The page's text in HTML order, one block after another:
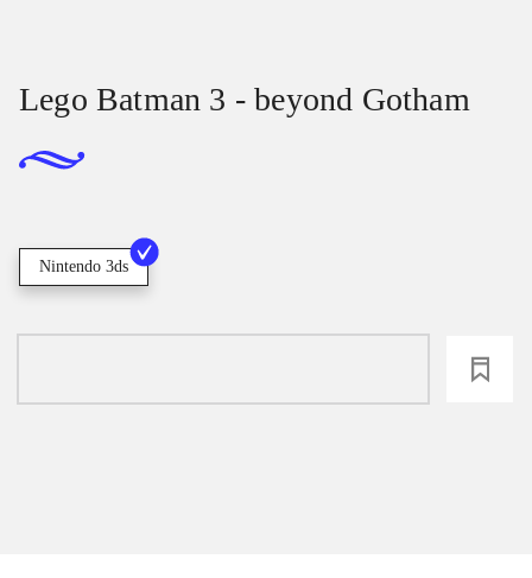
Lego Batman 3 - beyond Gotham
Nintendo 3ds